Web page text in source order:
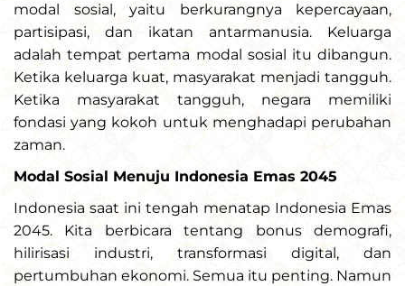
modal sosial, yaitu berkurangnya kepercayaan,
partisipasi, dan ikatan antarmanusia. Keluarga
adalah tempat pertama modal sosial itu dibangun.
Ketika keluarga kuat, masyarakat menjadi tangguh.
Ketika masyarakat tangguh, negara memiliki
fondasi yang kokoh untuk menghadapi perubahan
zaman.
Modal Sosial Menuju Indonesia Emas 2045
Indonesia saat ini tengah menatap Indonesia Emas
2045. Kita berbicara tentang bonus demografi,
hilirisasi industri, transformasi digital, dan
pertumbuhan ekonomi. Semua itu penting. Namun